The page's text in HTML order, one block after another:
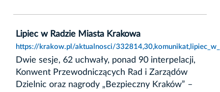
Lipiec w Radzie Miasta Krakowa
https://krakow.pl/aktualnosci/
Dwie sesje, 62 uchwały, ponad 90 interpelacji,
Konwent Przewodniczących Rad i Zarządów
Dzielnic oraz nagrody „Bezpieczny Kraków” –